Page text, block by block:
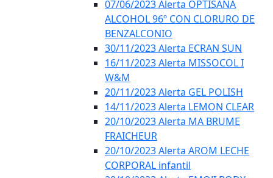
07/06/2023 Alerta OPTISANA
ALCOHOL 96º CON CLORURO DE
BENZALCONIO
30/11/2023 Alerta ECRAN SUN
16/11/2023 Alerta MISSOCOL I
W&M
20/11/2023 Alerta GEL POLISH
14/11/2023 Alerta LEMON CLEAR
20/10/2023 Alerta MA BRUME
FRAICHEUR
20/10/2023 Alerta AROM LECHE
CORPORAL infantil